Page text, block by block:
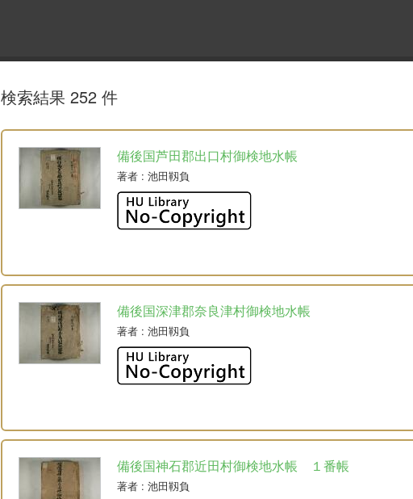
検索結果 252 件
備後国芦田郡出口村御検地水帳
著者: 池田靱負
備後国深津郡奈良津村御検地水帳
著者: 池田靱負
備後国神石郡近田村御検地水帳 １番帳
著者: 池田靱負